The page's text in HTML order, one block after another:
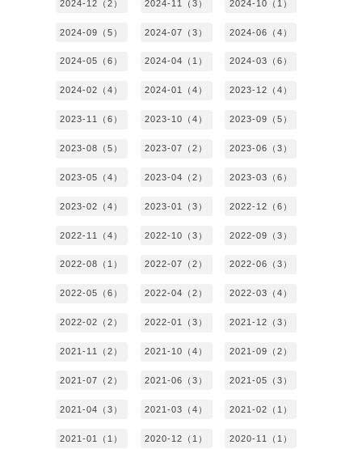
2024-12（2） 2024-11（3） 2024-10（1）
2024-09（5） 2024-07（3） 2024-06（4）
2024-05（6） 2024-04（1） 2024-03（6）
2024-02（4） 2024-01（4） 2023-12（4）
2023-11（6） 2023-10（4） 2023-09（5）
2023-08（5） 2023-07（2） 2023-06（3）
2023-05（4） 2023-04（2） 2023-03（6）
2023-02（4） 2023-01（3） 2022-12（6）
2022-11（4） 2022-10（3） 2022-09（3）
2022-08（1） 2022-07（2） 2022-06（3）
2022-05（6） 2022-04（2） 2022-03（4）
2022-02（2） 2022-01（3） 2021-12（3）
2021-11（2） 2021-10（4） 2021-09（2）
2021-07（2） 2021-06（3） 2021-05（3）
2021-04（3） 2021-03（4） 2021-02（1）
2021-01（1） 2020-12（1） 2020-11（1）